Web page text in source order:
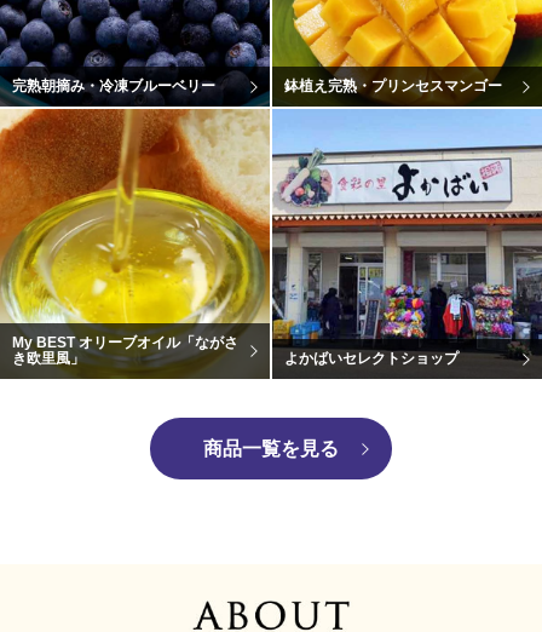
完熟朝摘み・冷凍ブルーベリー 鉢植え完熟・プリンセスマンゴー
My BEST オリーブオイル「ながさ
き欧里風」
よかばいセレクトショップ
商品一覧を見る